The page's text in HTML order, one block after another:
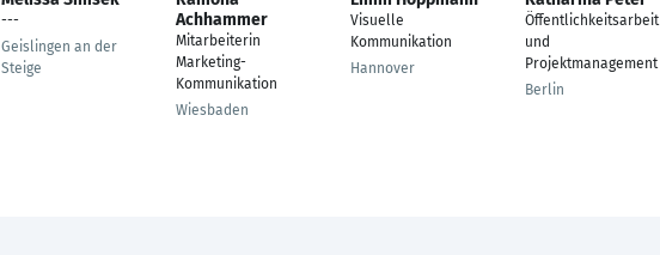
---
Geislingen an der
Steige
Achhammer
Mitarbeiterin
Marketing-
Kommunikation
Wiesbaden
Visuelle
Kommunikation
Hannover
Öffentlichkeitsarbeit
und
Projektmanagement
Berlin